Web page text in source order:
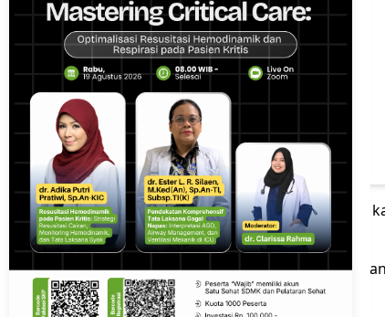
anatomi namanya dr Abdurachman. Mungkin
seorang dokter.
penting 10 tahun yang lalu. Kita aku harus
kamu.